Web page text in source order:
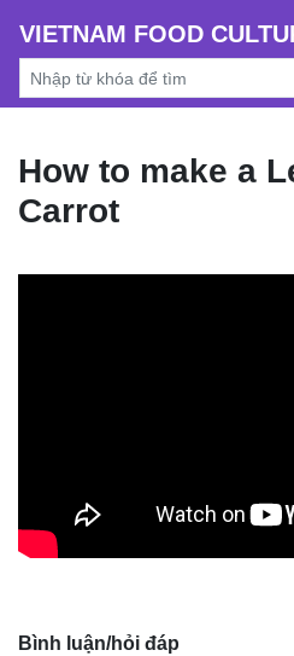
VIETNAM FOOD
How to make a
Carrot
Bình luận/hỏi đáp